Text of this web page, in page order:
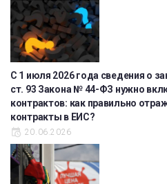
С 1 июля 2026 года сведения о
ст. 93 Закона № 44-ФЗ нужно
контрактов: как правильно
контракты в ЕИС?
20.06.2026